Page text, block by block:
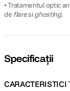
• Tratamentul optic
de flaresighosting.
Specificații
CARACTERISTICI